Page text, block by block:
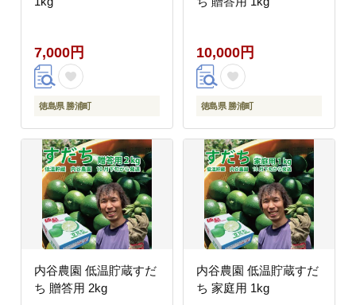
7,000円
徳島県 勝浦町
10,000円
徳島県 勝浦町
内谷農園 低温貯蔵すだ
ち 贈答用 2kg
内谷農園 低温貯蔵すだ
ち 家庭用 1kg